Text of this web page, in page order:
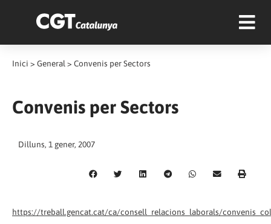
Inici > General > Convenis per Sectors
Convenis per Sectors
Dilluns, 1 gener, 2007
https://treball.gencat.cat/ca/consell_relacions_laborals/